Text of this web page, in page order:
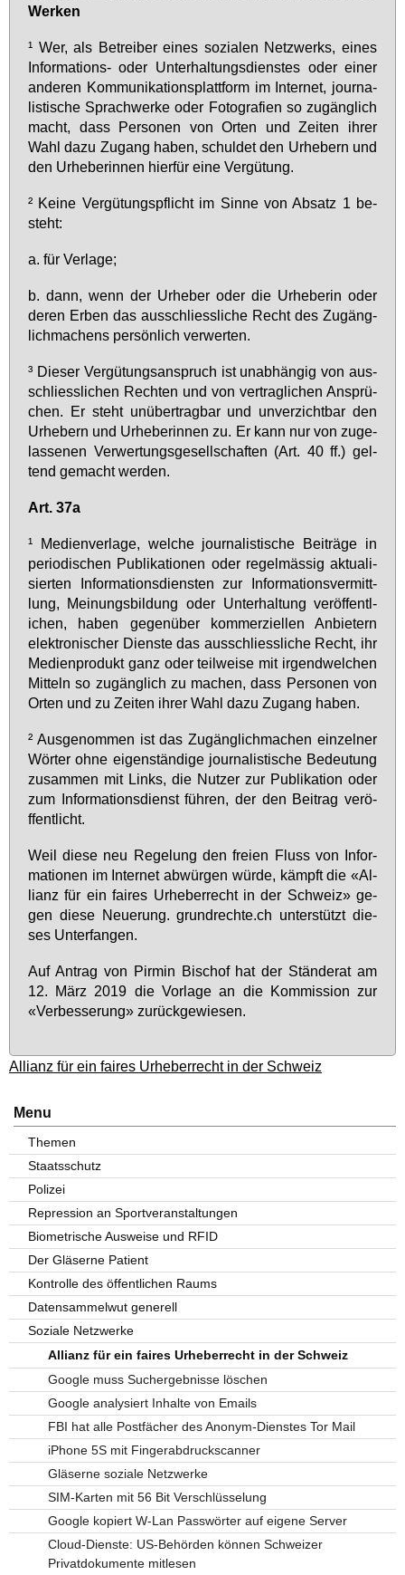
Wer­ken
¹ Wer, als Be­trei­ber ei­nes so­zia­len Netz­werks, ei­nes
In­for­ma­ti­ons- oder Un­ter­hal­tungs­diens­tes oder ei­ner
an­de­ren Kom­mu­ni­ka­ti­ons­platt­form im In­ter­net, jour­na­
lis­ti­sche Sprach­wer­ke oder Fo­to­gra­fi­en so zu­gäng­lich
macht, dass Per­so­nen von Or­ten und Zei­ten ih­rer
Wahl da­zu Zu­gang ha­ben, schul­det den Ur­he­bern und
den Ur­he­be­rin­nen hier­für ei­ne Ver­gü­tung.
² Kei­ne Ver­gü­tungs­pflicht im Sin­ne von Ab­satz 1 be­
steht:
a. für Ver­la­ge;
b. dann, wenn der Ur­he­ber oder die Ur­he­be­rin oder
de­ren Er­ben das aus­schliess­li­che Recht des Zu­gäng­
lich­ma­chens per­sön­lich ver­wer­ten.
³ Die­ser Ver­gü­tungs­an­spruch ist un­ab­hän­gig von aus­
schliess­li­chen Rech­ten und von ver­trag­li­chen An­sprü­
chen. Er steht un­über­trag­bar und un­ver­zicht­bar den
Ur­he­bern und Ur­he­be­rin­nen zu. Er kann nur von zu­ge­
las­se­nen Ver­wer­tungs­ge­sell­schaf­ten (Art. 40 ff.) gel­
tend ge­macht wer­den.
Art. 37a
¹ Me­di­en­ver­la­ge, wel­che jour­na­lis­ti­sche Bei­tra­̈ge in
pe­ri­odi­schen Pu­bli­ka­tio­nen oder re­gel­mä­ss­ig ak­tua­li­
sier­ten In­for­ma­ti­ons­diens­ten zur In­for­ma­ti­ons­ver­mitt­
lung, Mei­nungs­bil­dung oder Un­ter­hal­tung ver­ö­ffen­tl­
ichen, ha­ben ge­gen­über kom­mer­zi­el­len An­bie­tern
elek­tro­ni­scher Diens­te das aus­schliess­li­che Recht, ihr
Me­di­en­pro­dukt ganz oder teil­wei­se mit ir­gend­wel­chen
Mit­teln so zu­gän­glich zu ma­chen, dass Per­so­nen von
Or­ten und zu Zei­ten ih­rer Wahl da­zu Zu­gang ha­ben.
² Aus­ge­nom­men ist das Zu­gän­glic­hm­achen ein­zel­ner
Wö­rter oh­ne ei­gen­stä­nd­ige jour­na­lis­ti­sche Be­deu­tung
zu­sam­men mit Links, die Nut­zer zur Pu­bli­ka­ti­on oder
zum In­for­ma­ti­ons­dienst fü­hren, der den Bei­trag ver­ö­
ffen­tlic­ht.
Weil die­se neu Re­ge­lung den frei­en Fluss von In­for­
ma­tio­nen im In­ter­net ab­wür­gen wür­de, kämpft die «Al­
li­anz für ein fai­res Ur­he­ber­recht in der Schweiz» ge­
gen die­se Neue­rung. grund­rech­te.ch un­ter­stützt die­
ses Un­ter­fan­gen.
Auf An­trag von Pir­min Bi­schof hat der Stän­de­rat am
12. März 2019 die Vor­la­ge an die Kom­mis­si­on zur
«Ver­bes­se­rung» zu­rück­ge­wie­sen.
Allianz für ein faires Urheberrecht in der Schweiz
Menu
Themen
Staatsschutz
Polizei
Repression an Sportveranstaltungen
Biometrische Ausweise und RFID
Der Gläserne Patient
Kontrolle des öffentlichen Raums
Datensammelwut generell
Soziale Netzwerke
Allianz für ein faires Urheberrecht in der Schweiz
Google muss Suchergebnisse löschen
Google analysiert Inhalte von Emails
FBI hat alle Postfächer des Anonym-Dienstes Tor Mail
iPhone 5S mit Fingerabdruckscanner
Gläserne soziale Netzwerke
SIM-Karten mit 56 Bit Verschlüsselung
Google kopiert W-Lan Passwörter auf eigene Server
Cloud-Dienste: US-Behörden können Schweizer
Privatdokumente mitlesen